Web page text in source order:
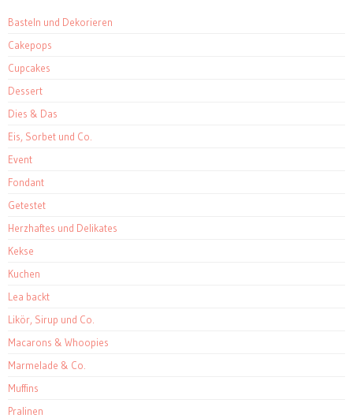
Basteln und Dekorieren
Cakepops
Cupcakes
Dessert
Dies & Das
Eis, Sorbet und Co.
Event
Fondant
Getestet
Herzhaftes und Delikates
Kekse
Kuchen
Lea backt
Likör, Sirup und Co.
Macarons & Whoopies
Marmelade & Co.
Muffins
Pralinen